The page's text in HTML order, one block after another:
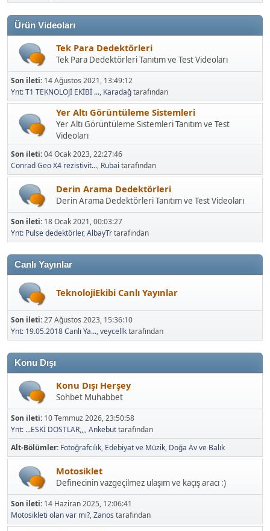
Ürün Videoları
Tek Para Dedektörleri
Tek Para Dedektörleri Tanıtım ve Test Videoları
Son ileti: 14 Ağustos 2021, 13:49:12
Ynt: T1 TEKNOLOJİ EKİBİ ..., Karadağtarafından
Yer Altı Görüntüleme Sistemleri
Yer Altı Görüntüleme Sistemleri Tanıtım ve Test
Videoları
Son ileti:04 Ocak 2023, 22:27:46
Conrad Geo X4 rezistivit..., Rubai tarafından
Derin Arama Dedektörleri
Derin Arama Dedektörleri Tanıtım ve Test Videoları
Son ileti: 18 Ocak 2021, 00:03:27
Ynt: Pulse dedektörler,AlbayTrtarafından
Canlı Yayınlar
TeknolojiEkibi Canlı Yayınlar
Son ileti:27 Ağustos 2023, 15:36:10
Ynt: 19.05.2018 Canlı Ya...,veycellktarafından
Konu Dışı
Konu Dışı Herşey
Sohbet Muhabbet
Son ileti: 10 Temmuz 2026, 23:50:58
Ynt: ...ESKİ DOSTLAR,,,,Ankebuttarafından
Alt-Bölümler Fotoğrafcılık Edebiyat ve Müzik Doğa Av ve Balık
Motosiklet
Definecinin vazgeçilmez ulaşım ve kaçış aracı :)
Son ileti: 14 Haziran 2025, 12:06:41
Motosikleti olan var mı?,Zanos tarafından